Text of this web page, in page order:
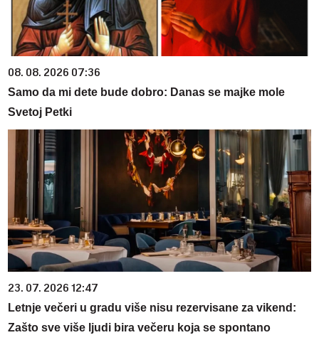
08. 08. 2026 07:36
Samo da mi dete bude dobro: Danas se majke mole
Svetoj Petki
23. 07. 2026 12:47
Letnje večeri u gradu više nisu rezervisane za vikend:
Zašto sve više ljudi bira večeru koja se spontano